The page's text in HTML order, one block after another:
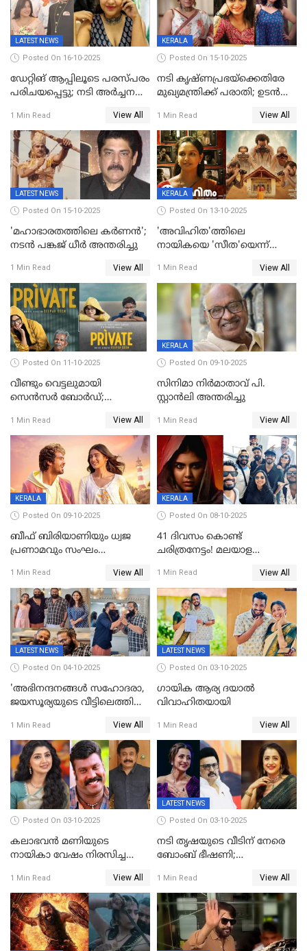
LATEST NEWS
Posted On 16-10-2025
ഡേറ്റിങ് ആപ്പിലൂടെ പരസ്പരം
പരിചയപ്പെട്ടു; നടി അർച്ചന
1 Min Read View All
KERALA
Posted On 15-10-2025
നടി കൃഷ്ണപ്രഭയ്‌ക്കെതിരേ
മുഖ്യമന്ത്രിക്ക് പരാതി; ഉടൻ
പരാതിയിൽ
1 Min Read View All
LATEST NEWS
Posted On 15-10-2025
'മഹാഭാരതത്തിലെ കർണന്‍';
നടൻ പങ്കജ് ധീർ അന്തരിച്ചു
1 Min Read View All
KERALA
Posted On 13-10-2025
'അവിഹിത'ത്തിലെ
നായികയെ 'സീത'യെന്ന്
ബോർഡ്
1 Min Read View All
Posted On 11-10-2025
വീണ്ടും വെട്ടലുമായി
സെന്‍സര്‍ ബോര്‍ഡ്;
തിരുത്തല്‍
1 Min Read View All
KERALA
Posted On 09-10-2025
സിനിമാ നിർമാതാവ് പി.
സ്റ്റാൻലി അന്തരിച്ചു
1 Min Read View All
KERALA
Posted On 09-10-2025
ബീഫ് ബിരിയാണിയും ധ്വജ
പ്രണാമവും സംഘം
നിഗത്തിന്റെ ഹാൽ
സിനിമയ്ക്ക്
സെൻസർബോർഡിന്റെ
കടുംവെട്ട്
1 Min Read View All
KERALA
Posted On 08-10-2025
41 ദിവസം കൊണ്ട്
ചരിത്രനേട്ടം! മലയാള
അധ്യായം, വിസ്മയമായി
ലോക 300 കോടി ക്ലബ്ബിൽ
1 Min Read View All
LATEST NEWS
Posted On 04-10-2025
'അഭിനന്ദനങ്ങൾ സഹോദരാ,
ജയസൂര്യയുടെ വീട്ടിലെത്തി
ആഘോഷം'
1 Min Read View All
LATEST NEWS
Posted On 03-10-2025
ഗായിക ആര്യ ദയാൽ
വിവാഹിതയായി
1 Min Read View All
Posted On 03-10-2025
കലാഭവൻ മണിയുടെ
നായികാ വേഷം നിരസിച്ച
നടി ദിവ്യ ഉണ്ണിയല്ലെന്നും
സമൂഹമാധ്യമത്തിൽ കുറിപ്പ്
1 Min Read View All
LATEST NEWS
Posted On 03-10-2025
നടി തൃഷയുടെ വീടിന് നേരെ
ബോംബ് ഭീഷണി;
കണ്ടെത്തൽ
1 Min Read View All